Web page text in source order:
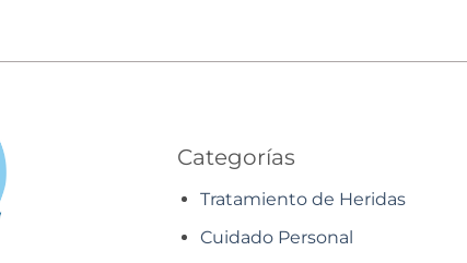
Categorías
Tratamiento de Heridas
Cuidado Personal